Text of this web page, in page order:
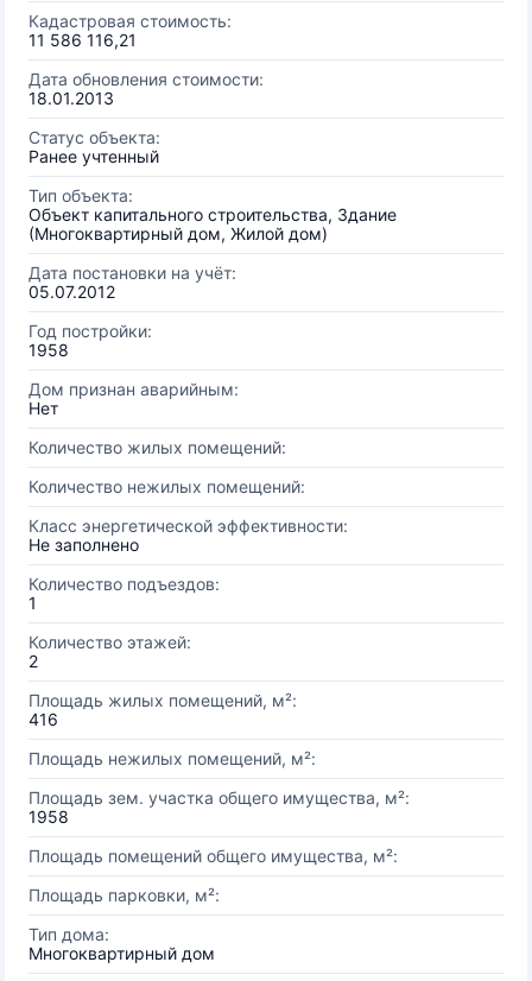
Кадастровая стоимость:
11 586 116,21
Дата обновления стоимости:
18.01.2013
Статус объекта:
Ранее учтенный
Тип объекта:
Объект капитального строительства, Здание
(Многоквартирный дом, Жилой дом)
Дата постановки на учёт:
05.07.2012
Год постройки:
1958
Дом признан аварийным:
Нет
Количество жилых помещений:
Количество нежилых помещений:
Класс энергетической эффективности:
Не заполнено
Количество подъездов:
1
Количество этажей:
2
Площадь жилых помещений, м²:
416
Площадь нежилых помещений, м²:
Площадь зем. участка общего имущества, м²:
1958
Площадь помещений общего имущества, м²:
Площадь парковки, м²:
Тип дома:
Многоквартирный дом